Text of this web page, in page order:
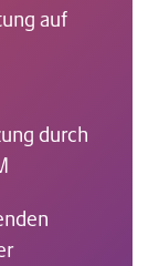
auf
durch